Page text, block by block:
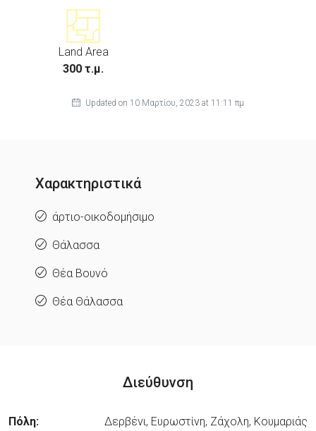
Land Area
300 τ.μ.
Updated on 10 Μαρτίου, 2023 at 11:11 πμ
Χαρακτηριστικά
άρτιο-οικοδομήσιμο
Θάλασσα
Θέα Βουνό
Θέα Θάλασσα
Διεύθυνση
Πόλη: Δερβένι, Ευρωστίνη, Ζάχολη, Κουμαριάς